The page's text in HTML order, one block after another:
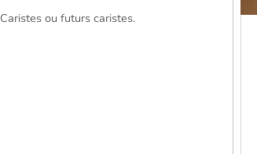
Caristes ou futurs caristes.